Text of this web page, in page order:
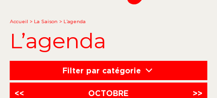
Accueil > La Saison > L’agenda
L’agenda
Filter par catégorie
<< OCTOBRE >>